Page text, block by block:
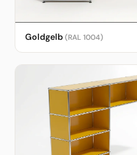
USM Haller Sideboard in
– fotorealistische KI-Vorschau
Goldgelb(RAL 1004)